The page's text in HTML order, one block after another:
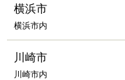
横浜市
横浜市内
川崎市
川崎市内